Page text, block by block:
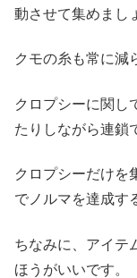
動させて集めまし
クモの糸も常に減
クロプシーに関し
たりしながら連鎖
クロプシーだけを
でノルマを達成す
ちなみに、アイテ
ほうがいいです。